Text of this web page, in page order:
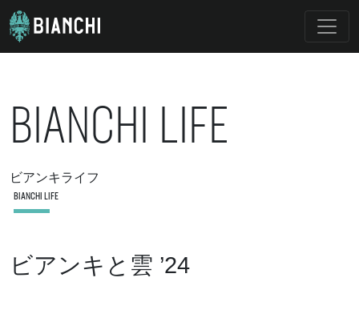
BIANCHI LIFE
ビアンキライフ
BIANCHI LIFE
ビアンキと雲 ’24